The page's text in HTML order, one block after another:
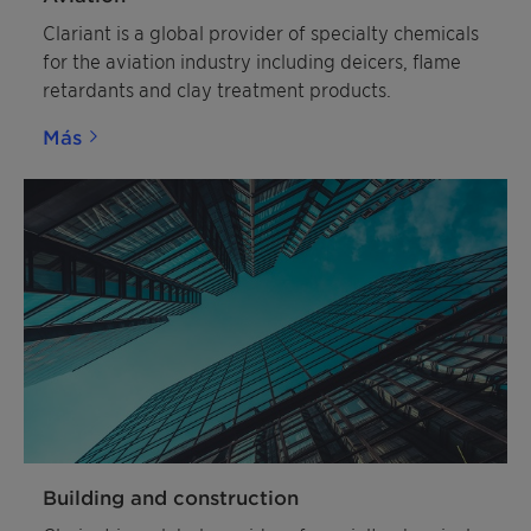
Clariant is a global provider of specialty chemicals
for the aviation industry including deicers, flame
retardants and clay treatment products.
Más
Building and construction